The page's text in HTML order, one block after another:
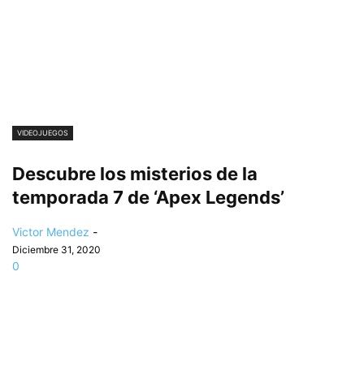
VIDEOJUEGOS
Descubre los misterios de la
temporada 7 de ‘Apex Legends’
Victor Mendez -
Diciembre 31, 2020
0